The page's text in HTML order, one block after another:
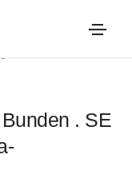
. SE